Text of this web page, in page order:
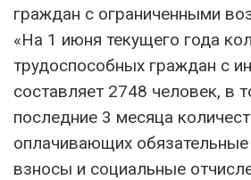
граждан с ограниченными
«На 1 июня текущего года
трудоспособных граждан с
составляет 2748 человек, в
последние 3 месяца
оплачивающих
взносы и социальные